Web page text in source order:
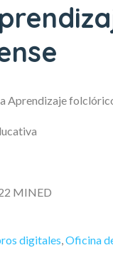
Aprendizaje
MINED
digitales,Oficina